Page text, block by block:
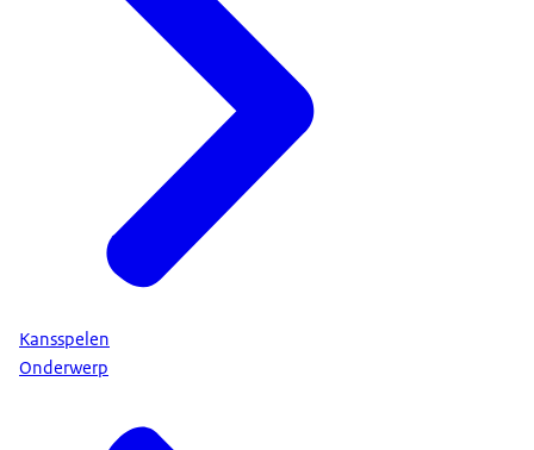
Kansspelen
Onderwerp